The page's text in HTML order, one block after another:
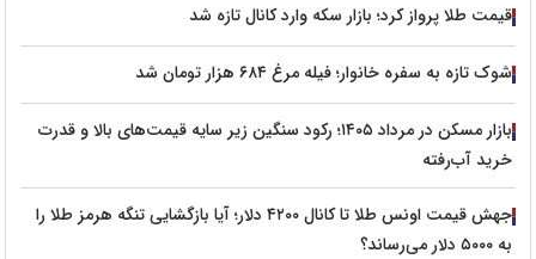
قیمت طلا پرواز کرد؛ بازار سکه وارد کانال تازه شد
شوک تازه به سفره خانوار؛ فیله مرغ ۶۸۴ هزار تومان شد
بازار مسکن در مرداد ۱۴۰۵؛ رکود سنگین زیر سایه قیمت‌های بالا و قدرت
خرید آب‌رفته
جهش قیمت اونس طلا تا کانال ۴۲۰۰ دلار؛ آیا بازگشایی تنگه هرمز طلا را
به ۵۰۰۰ دلار می‌رساند؟